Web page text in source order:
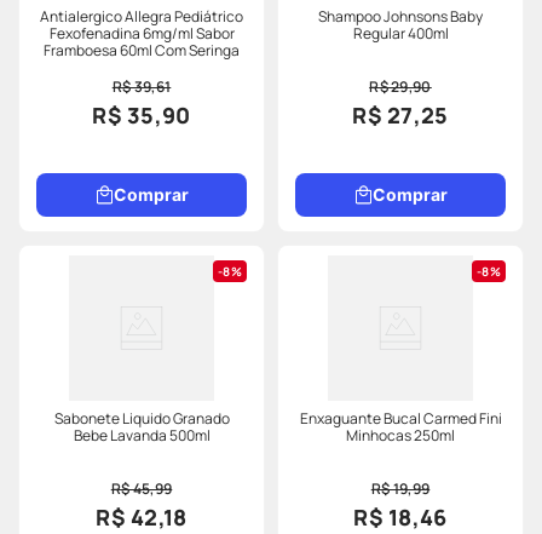
Antialergico Allegra Pediátrico
Fexofenadina 6mg/ml Sabor
Framboesa 60ml Com Seringa
R$ 39,61
R$ 35,90
Comprar
Shampoo Johnsons Baby
Regular 400ml
R$ 29,90
R$ 27,25
Comprar
8%
Sabonete Liquido Granado
Bebe Lavanda 500ml
R$ 45,99
R$ 42,18
8%
Enxaguante Bucal Carmed Fini
Minhocas 250ml
R$ 19,99
R$ 18,46